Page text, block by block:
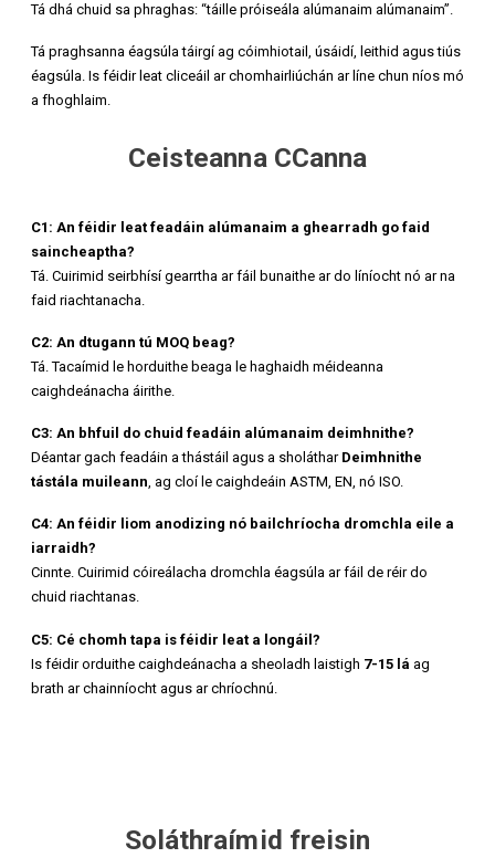
Tá dhá chuid sa phraghas: “táille próiseála alúmanaim alúmanaim”.
Tá praghsanna éagsúla táirgí ag cóimhiotail, úsáidí, leithid agus tiús
éagsúla. Is féidir leat cliceáil ar chomhairliúchán ar líne chun níos mó
a fhoghlaim.
Ceisteanna CCanna
C1: An féidir leat feadáin alúmanaim a ghearradh go faid
saincheaptha?
Tá. Cuirimid seirbhísí gearrtha ar fáil bunaithe ar do líníocht nó ar na
faid riachtanacha.
C2: An dtugann tú MOQ beag?
Tá. Tacaímid le horduithe beaga le haghaidh méideanna
caighdeánacha áirithe.
C3: An bhfuil do chuid feadáin alúmanaim deimhnithe?
Déantar gach feadáin a thástáil agus a sholáthar Deimhnithe
tástála muileann, ag cloí le caighdeáin ASTM, EN, nó ISO.
C4: An féidir liom anodizing nó bailchríocha dromchla eile a
iarraidh?
Cinnte. Cuirimid cóireálacha dromchla éagsúla ar fáil de réir do
chuid riachtanas.
C5: Cé chomh tapa is féidir leat a longáil?
Is féidir orduithe caighdeánacha a sheoladh laistigh 7-15 lá ag
brath ar chainníocht agus ar chríochnú.
Soláthraímid freisin